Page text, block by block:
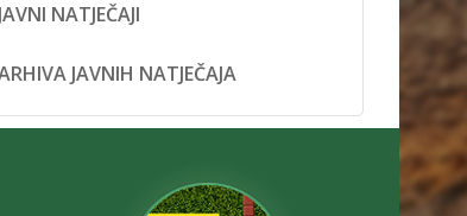
JAVNI NATJEČAJI
JAVNIH NATJEČAJA